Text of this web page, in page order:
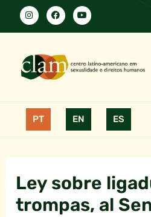
PT EN ES
Ley sobre
trompas, al